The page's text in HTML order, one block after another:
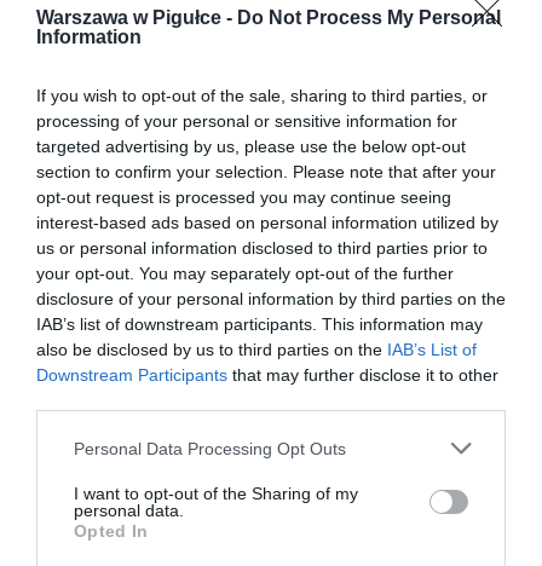
Warszawa w Pigułce - Do Not Process My Personal
Information
If you wish to opt-out of the sale, sharing to third parties, or
processing of your personal or sensitive information for
targeted advertising by us, please use the below opt-out
section to confirm your selection. Please note that after your
opt-out request is processed you may continue seeing
interest-based ads based on personal information utilized by
us or personal information disclosed to third parties prior to
your opt-out. You may separately opt-out of the further
disclosure of your personal information by third parties on the
IAB’s list of downstream participants. This information may
also be disclosed by us to third parties on the IAB’s List of
Downstream Participants that may further disclose it to other
Personal Data Processing Opt Outs
I want to opt-out of the Sharing of my
personal data.
Opted In